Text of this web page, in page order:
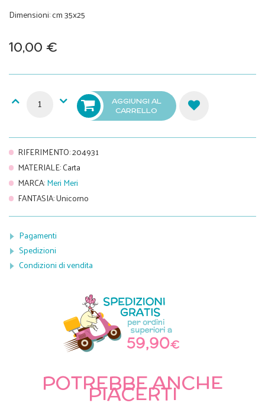
Dimensioni: cm 35x25
10,00 €
AGGIUNGI AL
CARRELLO
RIFERIMENTO:204931
MATERIALE:Carta
MARCA:Meri Meri
FANTASIA:Unicorno
Pagamenti
Spedizioni
Condizioni di vendita
POTREBBE ANCHE
PIACERTI